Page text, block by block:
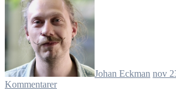
Johan Eckman nov
Kommentarer